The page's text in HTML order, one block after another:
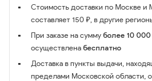
Стоимость доставки по Москве и
составляет 150 ₽, в другие
При заказе на сумму более 10 000
осуществлена бесплатно
Доставка в пункты выдачи,
пределами Московской области,